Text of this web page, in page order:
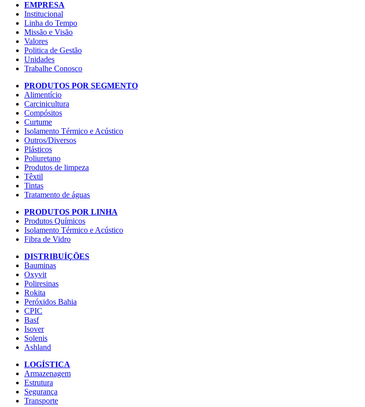
EMPRESA
Institucional
Linha do Tempo
Missão e Visão
Valores
Politica de Gestão
Unidades
Trabalhe Conosco
PRODUTOS POR SEGMENTO
Alimentício
Carcinicultura
Compósitos
Curtume
Isolamento Térmico e Acústico
Outros/Diversos
Plásticos
Poliuretano
Produtos de limpeza
Têxtil
Tintas
Tratamento de águas
PRODUTOS POR LINHA
Produtos Químicos
Isolamento Térmico e Acústico
Fibra de Vidro
DISTRIBUÍÇÕES
Bauminas
Oxyvit
Poliresinas
Rokita
Peróxidos Bahia
CPIC
Basf
Isover
Solenis
Ashland
LOGÍSTICA
Armazenagem
Estrutura
Segurança
Transporte